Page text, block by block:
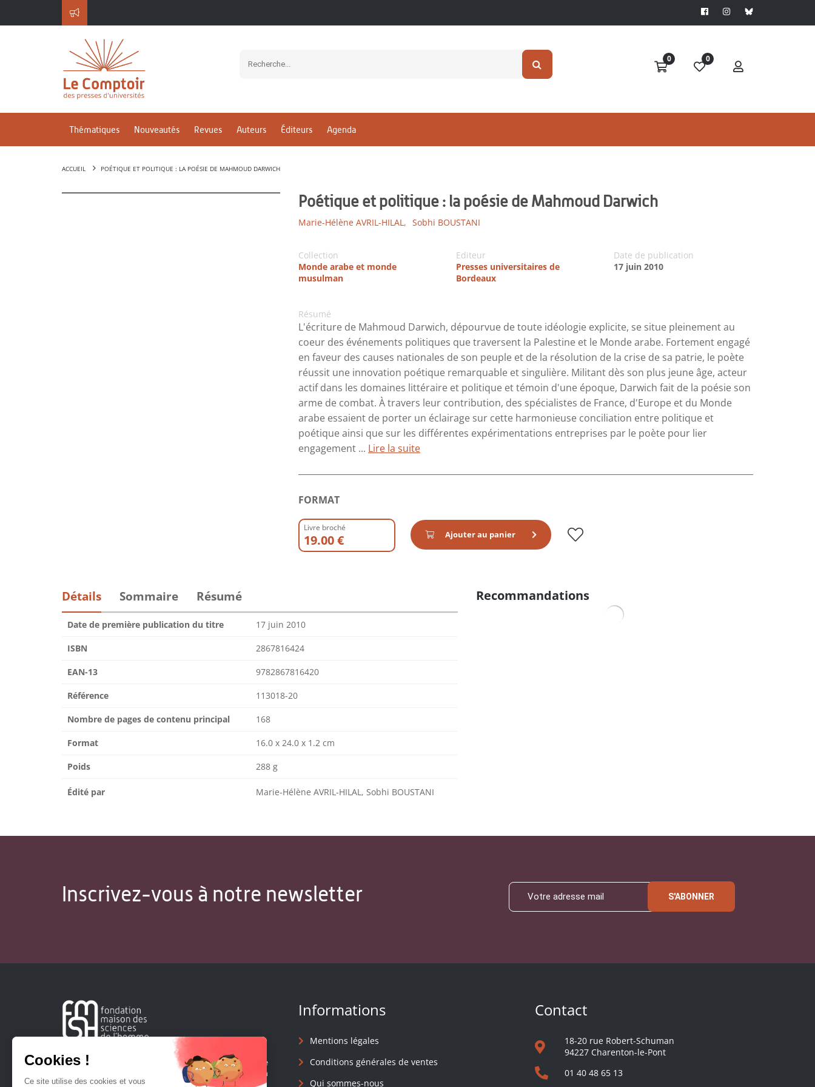
0 0
Thématiques Nouveautés Revues Auteurs Éditeurs Agenda
ACCUEIL POÉTIQUE ET POLITIQUE : LA POÉSIE DE MAHMOUD DARWICH
Poétique et politique : la poésie de Mahmoud Darwich
Marie-Hélène AVRIL-HILAL, Sobhi BOUSTANI
Collection
Monde arabe et monde
musulman
Editeur
Presses universitaires de
Bordeaux
Date de publication
17 juin 2010
Résumé
L'écriture de Mahmoud Darwich, dépourvue de toute idéologie explicite, se situe pleinement au
coeur des événements politiques que traversent la Palestine et le Monde arabe. Fortement engagé
en faveur des causes nationales de son peuple et de la résolution de la crise de sa patrie, le poète
réussit une innovation poétique remarquable et singulière. Militant dès son plus jeune âge, acteur
actif dans les domaines littéraire et politique et témoin d'une époque, Darwich fait de la poésie son
arme de combat. À travers leur contribution, des spécialistes de France, d'Europe et du Monde
arabe essaient de porter un éclairage sur cette harmonieuse conciliation entre politique et
poétique ainsi que sur les différentes expérimentations entreprises par le poète pour lier
engagement ... Lire la suite
FORMAT
Livre broché
19.00 € Ajouter au panier
Détails Sommaire Résumé
Date de première publication du titre 17 juin 2010
ISBN 2867816424
EAN-13 9782867816420
Référence 113018-20
Nombre de pages de contenu principal 168
Format 16.0 x 24.0 x 1.2 cm
Poids 288 g
Édité par Marie-Hélène AVRIL-HILAL, Sobhi BOUSTANI
Recommandations
Inscrivez-vous à notre newsletter S'ABONNER
Créée en 1963, la Fondation Maison Sciences de l'Homme
soutient la recherche et la diffusion des connaissances en
sciences humaines et sociales.
Informations
Mentions légales
Conditions générales de ventes
Qui sommes-nous
Contact
18-20 rue Robert-Schuman
94227 Charenton-le-Pont
01 40 48 65 13